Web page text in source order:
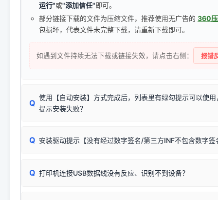
运行"或"添加信任"即可。
部分链接下载的文件为压缩文件，推荐使用无广告的 360
包损坏，代表文件未完整下载，请重新下载即可。
如遇到文件持续无法下载或链接失效，请点击右侧： 报错
Q
使用【自动安装】方式完成后，列表里有绿勾提示可以使
提示安装失败？
由于本站驱动包集成了32位和64位驱动，自动安装程序在运
✔ 可以使用了
：代表与您当
Q 安装驱动提示【没有经过数字签名/第三方INF不包含数字
往往会弹出此类提示。
Q 打印机连接USB数据线没有反应、识别不到设备？